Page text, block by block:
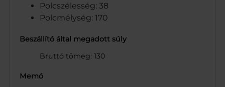
Polcszélesség: 38
Polcmélység: 170
Beszállító által megadott súly
Bruttó tömeg: 130
Memó